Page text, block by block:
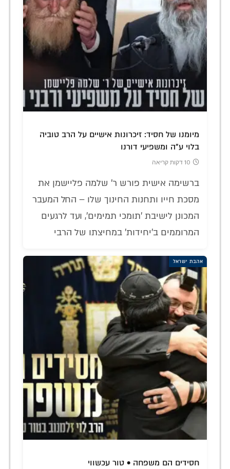
מיומנו של חסיד: זיכרונות אישיים על הרב טוביה
בלוי ע"ה ומשפיעי דורנו
10 דקות קריאה
ברשימה אישית פורש ר' שלמה פליישמן את
מסכת חייו ותחנות החינוך שלו – החל המעבר
המכונן לישיבת 'תומכי תמימים', ועד לרגעים
המרוממים ב'יחידות' במחיצתו של הרבי
אהבת ישראל
חסידים הם משפחה • טור עכשווי